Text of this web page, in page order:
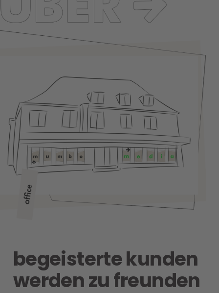
begeisterte kunden
werden zu freunden